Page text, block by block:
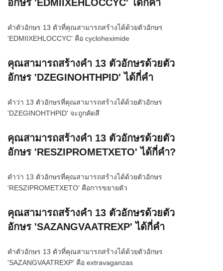
อักษร 'EDMIIXEHLOCCYC' ได้กี่คำ
คำตัวอักษร 13 ตัวที่คุณสามารถสร้างได้ด้วยตัวอักษร
'EDMIIXEHLOCCYC' คือ cycloheximide
คุณสามารถสร้างคำ 13 ตัวอักษรด้วยตัว
อักษร 'DZEGINOHTHPID' ได้กี่คำ
คำว่า 13 ตัวอักษรที่คุณสามารถสร้างได้ด้วยตัวอักษร
'DZEGINOHTHPID' จะถูกคัดสี
คุณสามารถสร้างคำ 13 ตัวอักษรด้วยตัว
อักษร 'RESZIPROMETXETO' ได้กี่คำ?
คำว่า 13 ตัวอักษรที่คุณสามารถสร้างได้ด้วยตัวอักษร
'RESZIPROMETXETO' คือการขยายตัว
คุณสามารถสร้างคำ 13 ตัวอักษรด้วยตัว
อักษร 'SAZANGVAATREXP' ได้กี่คำ
คำตัวอักษร 13 ตัวที่คุณสามารถสร้างได้ด้วยตัวอักษร
'SAZANGVAATREXP' คือ extravaganzas